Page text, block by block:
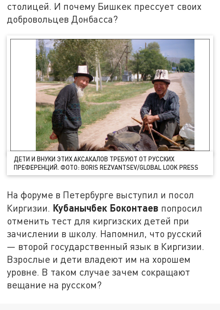
столицей. И почему Бишкек прессует своих
добровольцев Донбасса?
ДЕТИ И ВНУКИ ЭТИХ АКСАКАЛОВ ТРЕБУЮТ ОТ РУССКИХ
ПРЕФЕРЕНЦИЙ. ФОТО: BORIS REZVANTSEV/GLOBAL LOOK PRESS
На форуме в Петербурге выступил и посол
Киргизии. Кубанычбек Боконтаев попросил
отменить тест для киргизских детей при
зачислении в школу. Напомнил, что русский
— второй государственный язык в Киргизии.
Взрослые и дети владеют им на хорошем
уровне. В таком случае зачем сокращают
вещание на русском?